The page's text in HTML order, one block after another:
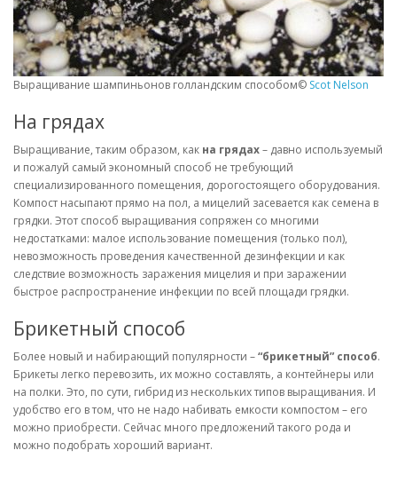
Выращивание шампиньонов голландским способом© Scot Nelson
На грядах
Выращивание, таким образом, как на грядах– давно используемый
и пожалуй самый экономный способ не требующий
специализированного помещения, дорогостоящего оборудования.
Компост насыпают прямо на пол, а мицелий засевается как семена в
грядки. Этот способ выращивания сопряжен со многими
недостатками: малое использование помещения (только пол),
невозможность проведения качественной дезинфекции и как
следствие возможность заражения мицелия и при заражении
быстрое распространение инфекции по всей площади грядки.
Брикетный способ
Более новый и набирающий популярности –“брикетный” способ.
Брикеты легко перевозить, их можно составлять, а контейнеры или
на полки. Это, по сути, гибрид из нескольких типов выращивания. И
удобство его в том, что не надо набивать емкости компостом – его
можно приобрести. Сейчас много предложений такого рода и
можно подобрать хороший вариант.